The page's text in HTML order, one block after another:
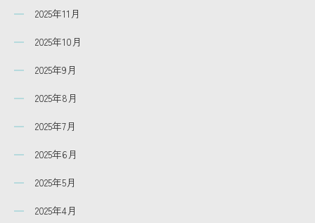
2025年11月
2025年10月
2025年9月
2025年8月
2025年7月
2025年6月
2025年5月
2025年4月